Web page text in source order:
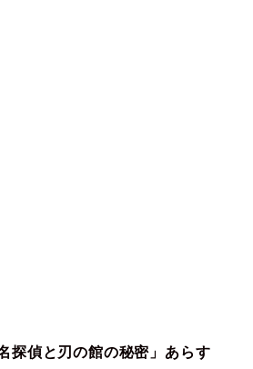
探偵と刃の館の秘密」あらす